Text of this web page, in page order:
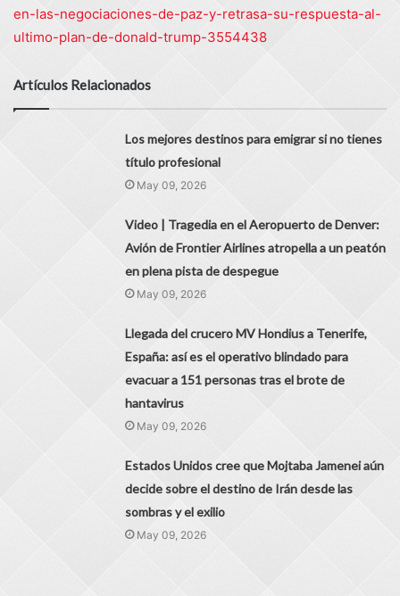
en-las-negociaciones-de-paz-y-retrasa-su-respuesta-al-
ultimo-plan-de-donald-trump-3554438
Artículos Relacionados
Los mejores destinos para emigrar si no tienes
título profesional
May 09, 2026
Video | Tragedia en el Aeropuerto de Denver:
Avión de Frontier Airlines atropella a un peatón
en plena pista de despegue
May 09, 2026
Llegada del crucero MV Hondius a Tenerife,
España: así es el operativo blindado para
evacuar a 151 personas tras el brote de
hantavirus
May 09, 2026
Estados Unidos cree que Mojtaba Jamenei aún
decide sobre el destino de Irán desde las
sombras y el exilio
May 09, 2026